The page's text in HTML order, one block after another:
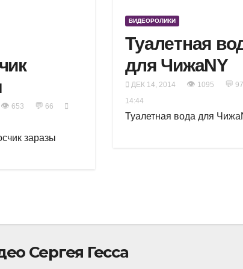
👁 653 💬 66
заразы
ВИДЕОРОЛИКИ
Туалетная
для ЧижаNY
ДЕК 14, 2014 👁 1095 💬 97
14:44
Туалетная вода для
Сергея Гесса